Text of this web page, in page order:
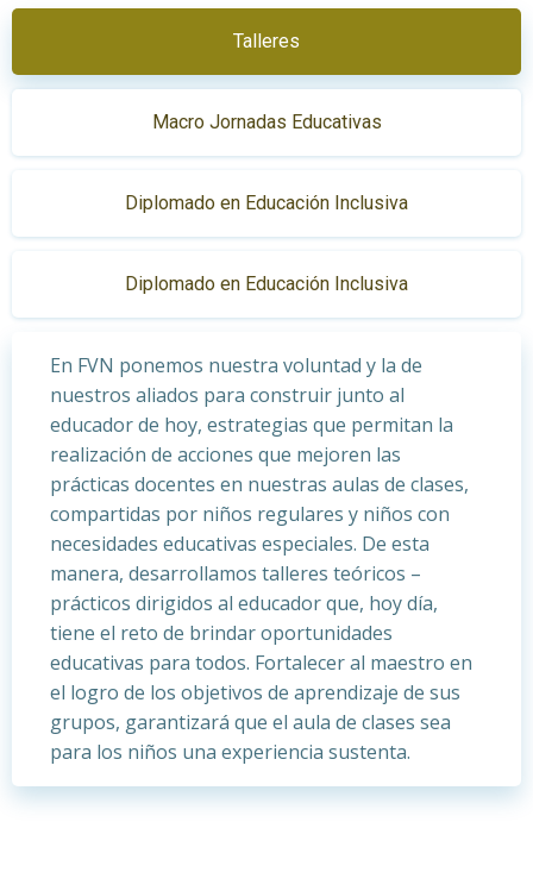
Talleres
Macro Jornadas Educativas
Diplomado en Educación Inclusiva
Diplomado en Educación Inclusiva
En FVN ponemos nuestra voluntad y la de
nuestros aliados para construir junto al
educador de hoy, estrategias que permitan la
realización de acciones que mejoren las
prácticas docentes en nuestras aulas de clases,
compartidas por niños regulares y niños con
necesidades educativas especiales. De esta
manera, desarrollamos talleres teóricos –
prácticos dirigidos al educador que, hoy día,
tiene el reto de brindar oportunidades
educativas para todos. Fortalecer al maestro en
el logro de los objetivos de aprendizaje de sus
grupos, garantizará que el aula de clases sea
para los niños una experiencia sustenta.